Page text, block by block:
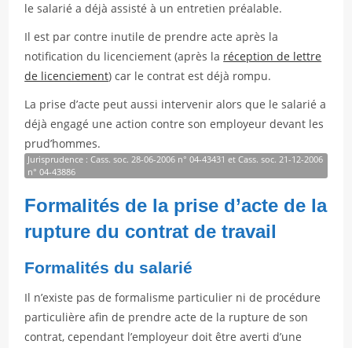
le salarié a déjà assisté à un entretien préalable.
Il est par contre inutile de prendre acte après la
notification du licenciement (après la réception de lettre
de licenciement) car le contrat est déjà rompu.
La prise d’acte peut aussi intervenir alors que le salarié a
déjà engagé une action contre son employeur devant les
prud’hommes.
Jurisprudence : Cass. soc. 28-06-2006 n° 04-43431 et Cass. soc. 21-12-2006
n° 04-43886
Formalités de la prise d’acte de la
rupture du contrat de travail
Formalités du salarié
Il n’existe pas de formalisme particulier ni de procédure
particulière afin de prendre acte de la rupture de son
contrat, cependant l’employeur doit être averti d’une